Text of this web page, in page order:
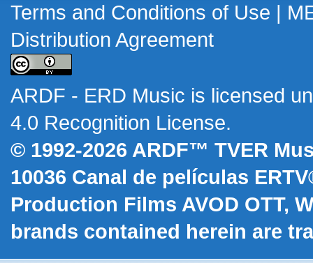
Terms and Conditions of Use |
Distribution Agreement
ARDF - ERD Music is licensed
4.0 Recognition License.
© 1992-2026 ARDF™ TVER
10036 Canal de películas
Production Films AVOD OTT,
brands contained herein are